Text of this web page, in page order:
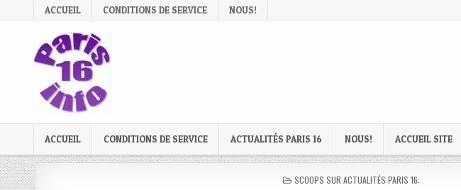
to
ACCUEIL CONDITIONS DE SERVICE NOUS!
ACCUEIL CONDITIONS DE SERVICE ACTUALITÉS PARIS 16 NOUS! ACCUEIL SITE
POSTED
SCOOPS SUR ACTUALITÉS PARIS 16: